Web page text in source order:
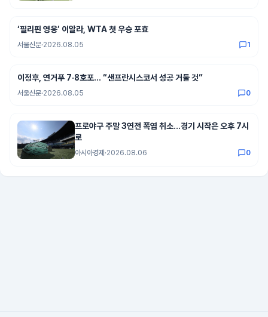
‘필리핀 영웅’ 이알라, WTA 첫 우승 포효
서울신문·2026.08.05 1
이정후, 연거푸 7·8호포… “샌프란시스코서 성공 거둘 것”
서울신문·2026.08.05 0
프로야구 주말 3연전 폭염 취소…경기 시작은 오후 7시
로
아시아경제 ·2026.08.06 0